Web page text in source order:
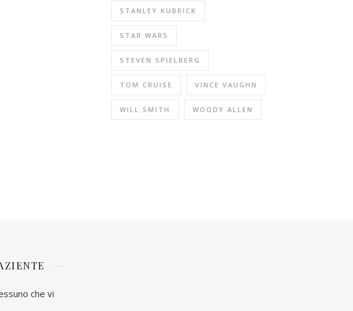
STANLEY KUBRICK
STAR WARS
STEVEN SPIELBERG
TOM CRUISE VINCE VAUGHN
WILL SMITH WOODY ALLEN
che vi